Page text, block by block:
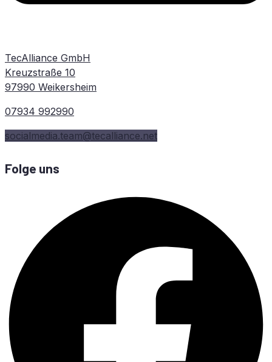
TecAlliance GmbH
Kreuzstraße 10
97990 Weikersheim
07934 992990
socialmedia.team@tecalliance.net
Folge uns